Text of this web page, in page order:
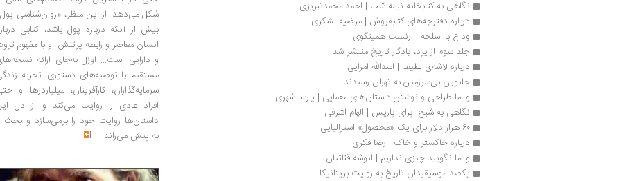
نگاهی به کتابخانه نیمه شب | احمد محمدتبریزی
درباره دفترچه‌های کتابفروش | مرضیه لشکری
وداع با اسلحه | ارنست همینگوی
جلد سوم از یزد، یادگار تاریخ منتشر شد
درباره لاشه‌ی لطیف | اسدالله امرایی
جانوران بی‌سرزمین به تهران رسیدند
و اما طراحی و نوشتن داستان‌های معمایی | پارسا شهری
نگاهی به شبح اپرای پاریس | الهام اشرفی
۶۰ هزار دلار برای یک «محصول» استرالیایی
درباره خاکستر و خاک | رضا فکری
و اما نگویید چیزی نداریم | انوشه قناتیان
یکصد موسیقیدان تاریخ به روایت بریتانیکا
شکل می‌دهد. از این منظر، «روان‌شناسی
بیش از آنکه درباره پول باشد، کتابی
انسان معاصر و رابطه پرتنش او با مفهوم
و دارایی است... اوزل به‌جای ارائه
مستقیم یا توصیه‌های دستوری، تجربه
سرمایه‌گذاران، کارآفرینان، میلیاردرها و
افراد عادی را روایت می‌کند و از دل
داستان‌ها روایت خود را برمی‌سازد و بحث
به پیش می‌راند ...